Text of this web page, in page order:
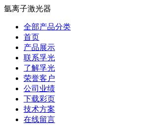
氩离子激光器
全部产品分类
首页
产品展示
联系孚光
了解孚光
荣誉客户
公司业绩
下载彩页
技术方案
在线留言